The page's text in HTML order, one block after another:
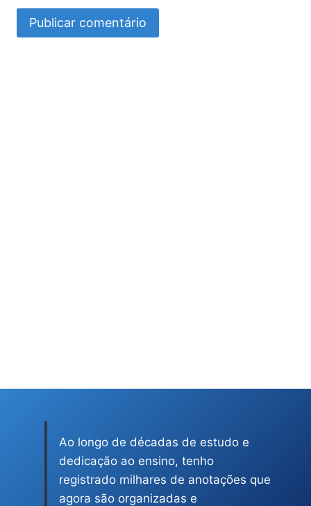
Ao longo de décadas de estudo e
dedicação ao ensino, tenho
registrado milhares de anotações que
agora são organizadas e